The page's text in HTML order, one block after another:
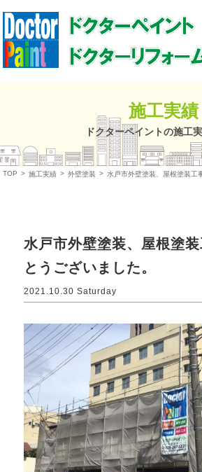
施工実績
ドクターペイントの施工
TOP > 施工実績 > 外壁塗装 > 水戸市外壁塗装、屋根塗装工
水戸市外壁塗装、屋根塗
とうございました。
2021.10.30 Saturday